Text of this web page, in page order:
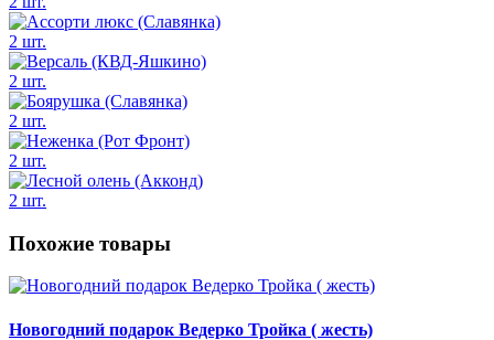
2 шт.
2 шт.
2 шт.
2 шт.
2 шт.
Похожие товары
Новогодний подарок Ведерко Тройка ( жесть)